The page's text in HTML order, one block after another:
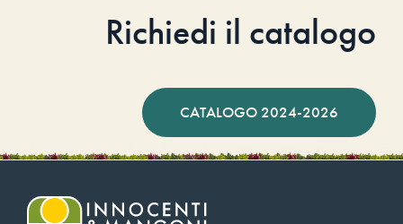
Richiedi il catalogo
CATALOGO 2024-2026